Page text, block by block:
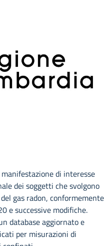
di interesse
dei soggetti che svolgono
gas radon, conformemente
e successive modifiche.
database aggiornato e
per misurazioni di